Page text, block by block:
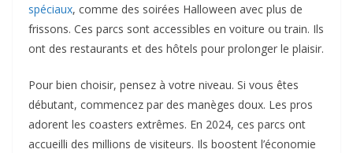
spéciaux, comme des soirées Halloween avec plus de
frissons. Ces parcs sont accessibles en voiture ou train. Ils
ont des restaurants et des hôtels pour prolonger le plaisir.
Pour bien choisir, pensez à votre niveau. Si vous êtes
débutant, commencez par des manèges doux. Les pros
adorent les coasters extrêmes. En 2024, ces parcs ont
accueilli des millions de visiteurs. Ils boostent l’économie